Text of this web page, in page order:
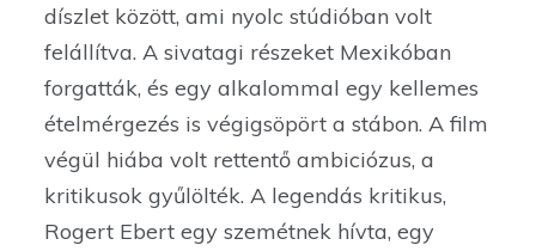
díszlet között, ami nyolc stúdióban volt
felállítva. A sivatagi részeket Mexikóban
forgatták, és egy alkalommal egy kellemes
ételmérgezés is végigsöpört a stábon. A film
végül hiába volt rettentő ambiciózus, a
kritikusok gyűlölték. A legendás kritikus,
Rogert Ebert egy szemétnek hívta, egy